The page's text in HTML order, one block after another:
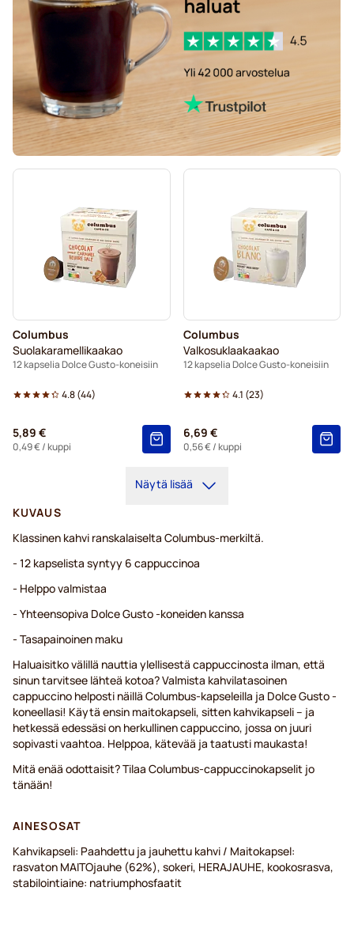
Columbus
Suolakaramellikaakao
12 kapselia Dolce Gusto-koneisiin
4.8(44)
5,89 €
0,49 €/ kuppi
Columbus
Valkosuklaakaakao
12 kapselia Dolce Gusto-koneisiin
4.1 (23)
6,69 €
0,56 €/ kuppi
Näytä lisää
KUVAUS
Klassinen kahvi ranskalaiselta Columbus-merkiltä.
- 12 kapselista syntyy 6 cappuccinoa
- Helppo valmistaa
- Yhteensopiva Dolce Gusto -koneiden kanssa
- Tasapainoinen maku
Haluaisitko välillä nauttia ylellisestä cappuccinosta ilman, että
sinun tarvitsee lähteä kotoa? Valmista kahvilatasoinen
cappuccino helposti näillä Columbus-kapseleilla ja Dolce Gusto -
koneellasi! Käytä ensin maitokapseli, sitten kahvikapseli – ja
hetkessä edessäsi on herkullinen cappuccino, jossa on juuri
sopivasti vaahtoa. Helppoa, kätevää ja taatusti maukasta!
Mitä enää odottaisit? Tilaa Columbus-cappuccinokapselit jo
tänään!
AINESOSAT
Kahvikapseli: Paahdettu ja jauhettu kahvi / Maitokapsel:
rasvaton MAITOjauhe (62%), sokeri, HERAJAUHE, kookosrasva,
stabilointiaine: natriumphosfaatit